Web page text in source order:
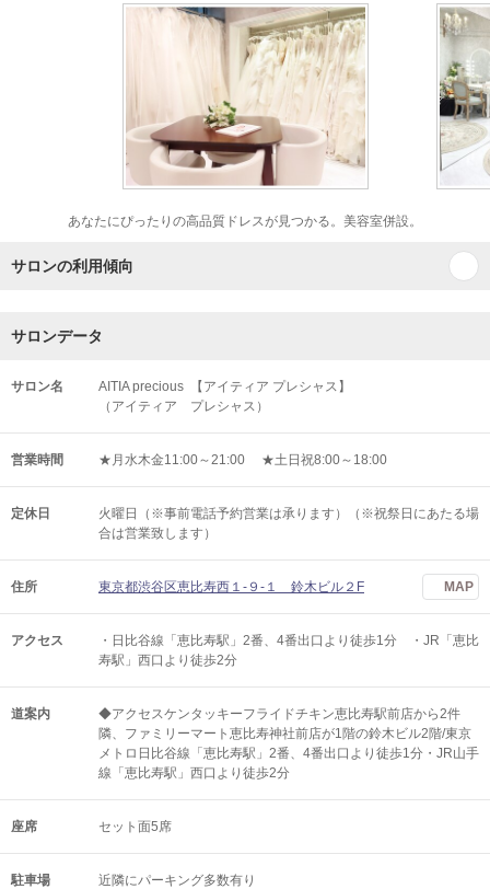
あなたにぴったりの高品質ドレスが見つかる。美容室併設。
サロンの利用傾向
サロンデータ
サロン名
AITIA precious 【アイティア プレシャス】
（アイティア プレシャス）
営業時間 ★月水木金11:00～21:00 ★土日祝8:00～18:00
定休日
火曜日（※事前電話予約営業は承ります）（※祝祭日にあたる場
合は営業致します）
住所 東京都渋谷区恵比寿西１-９-１ 鈴木ビル２F MAP
アクセス
・日比谷線「恵比寿駅」2番、4番出口より徒歩1分 ・JR「恵比
寿駅」西口より徒歩2分
道案内
◆アクセスケンタッキーフライドチキン恵比寿駅前店から2件
隣、ファミリーマート恵比寿神社前店が1階の鈴木ビル2階/東京
メトロ日比谷線「恵比寿駅」2番、4番出口より徒歩1分・JR山手
線「恵比寿駅」西口より徒歩2分
座席 セット面5席
駐車場 近隣にパーキング多数有り